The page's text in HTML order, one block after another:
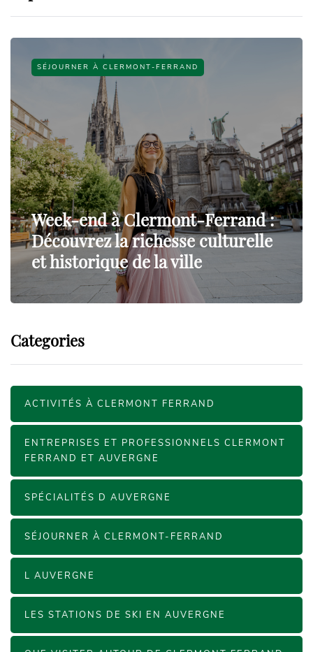
SÉJOURNER À CLERMONT-FERRAND
Week-end à Clermont-Ferrand :
Découvrez la richesse culturelle
et historique de la ville
Categories
ACTIVITÉS À CLERMONT FERRAND
ENTREPRISES ET PROFESSIONNELS CLERMONT
FERRAND ET AUVERGNE
SPÉCIALITÉS D AUVERGNE
SÉJOURNER À CLERMONT-FERRAND
L AUVERGNE
LES STATIONS DE SKI EN AUVERGNE